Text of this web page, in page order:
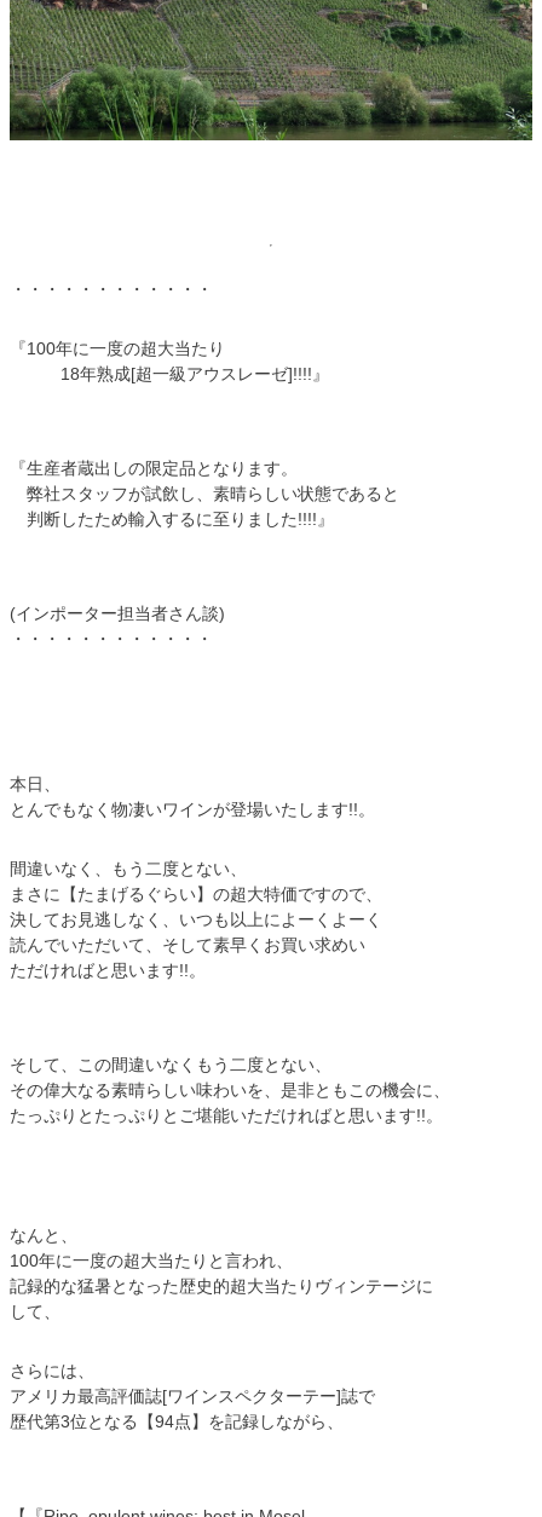
・・・・・・・・・・・・
『100年に一度の超大当たり
18年熟成[超一級アウスレーゼ]!!!!』
『生産者蔵出しの限定品となります。
弊社スタッフが試飲し、素晴らしい状態であると
判断したため輸入するに至りました!!!!』
(インポーター担当者さん談)
・・・・・・・・・・・・
本日、
とんでもなく物凄いワインが登場いたします!!。
間違いなく、もう二度とない、
まさに【たまげるぐらい】の超大特価ですので、
決してお見逃しなく、いつも以上によーくよーく
読んでいただいて、そして素早くお買い求めい
ただければと思います!!。
そして、この間違いなくもう二度とない、
その偉大なる素晴らしい味わいを、是非ともこの機会に、
たっぷりとたっぷりとご堪能いただければと思います!!。
なんと、
100年に一度の超大当たりと言われ、
記録的な猛暑となった歴史的超大当たりヴィンテージに
して、
さらには、
アメリカ最高評価誌[ワインスペクターテー]誌で
歴代第3位となる【94点】を記録しながら、